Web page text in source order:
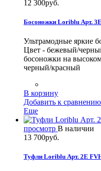
12 300руб.
Босоножки Loriblu Арт.
Ультрамодные яркие
Цвет - бежевый/
босоножки на
черный/красный
В корзину
Добавить к сравнению
Еще
просмотр В наличии
13 700руб.
Туфли Loriblu Арт. 2E